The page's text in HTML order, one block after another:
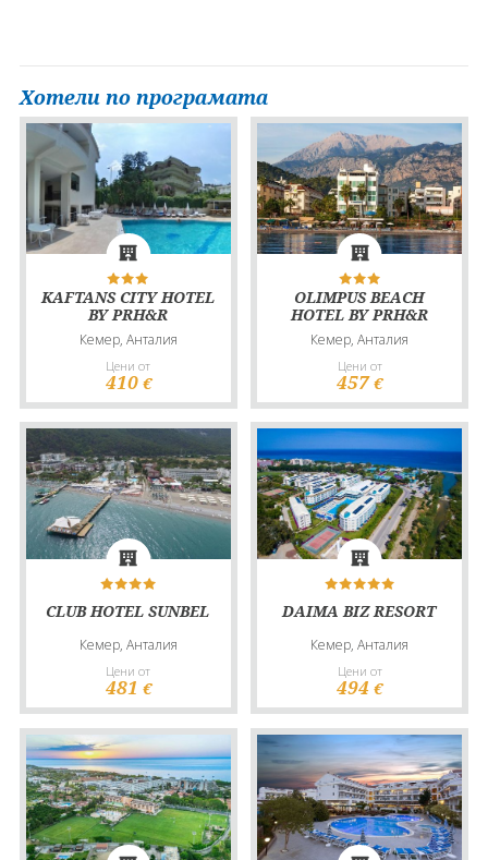
Хотели по програмата
KAFTANS CITY HOTEL
BY PRH&R
Кемер, Анталия
Цени от
410 €
OLIMPUS BEACH
HOTEL BY PRH&R
Кемер, Анталия
Цени от
457 €
CLUB HOTEL SUNBEL
Кемер, Анталия
Цени от
481 €
DAIMA BIZ RESORT
Кемер, Анталия
Цени от
494 €